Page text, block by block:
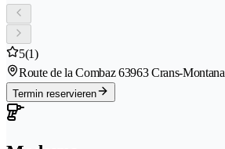
5(1)
Route de la Combaz 63963 Crans-Montana
Termin reservieren